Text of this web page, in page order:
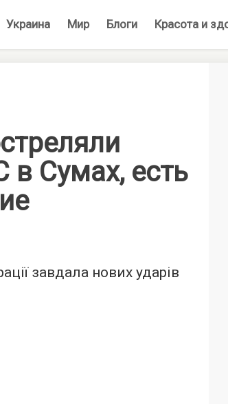
Украина Мир Блоги Красота и
в Сумах, есть
завдала нових ударів